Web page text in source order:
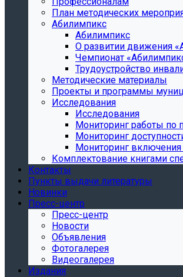
План методических
Абилимпикс
Абилимпикс
О развитии движения
Чемпионат
Трудоустройство
Методические материалы
Проекты и программы
Исследования
Исследования
Мониторинг работы по
Мониторинг
Мониторинг включения
Комплектование книгами
Контакты
Пункты выдачи литературы
Новинки
Пресс-центр
Пресс-центр
Новости
Объявления
Фотогалерея
Видеогалерея
Издания